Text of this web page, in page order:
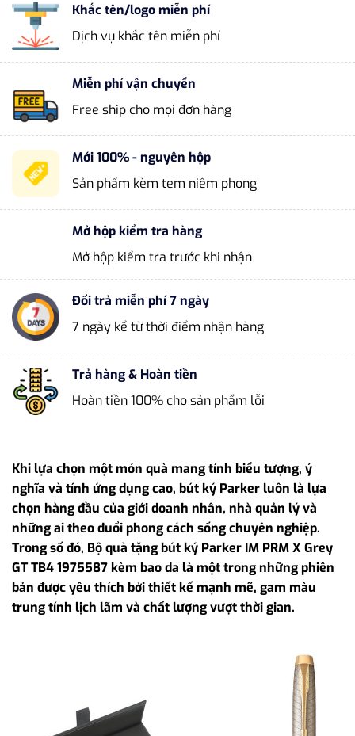
Khắc tên/logo miễn phí
Dịch vụ khắc tên miễn phí
Miễn phí vận chuyển
Free ship cho mọi đơn hàng
Mới 100% - nguyên hộp
Sản phẩm kèm tem niêm phong
Mở hộp kiểm tra hàng
Mở hộp kiểm tra trước khi nhận
Đổi trả miễn phí 7 ngày
7 ngày kể từ thời điểm nhận hàng
Trả hàng & Hoàn tiền
Hoàn tiền 100% cho sản phẩm lỗi
Khi lựa chọn một món quà mang tính biểu tượng, ý
nghĩa và tính ứng dụng cao, bút ký Parker luôn là lựa
chọn hàng đầu của giới doanh nhân, nhà quản lý và
những ai theo đuổi phong cách sống chuyên nghiệp.
Trong số đó, Bộ quà tặng bút ký Parker IM PRM X Grey
GT TB4 1975587 kèm bao da là một trong những phiên
bản được yêu thích bởi thiết kế mạnh mẽ, gam màu
trung tính lịch lãm và chất lượng vượt thời gian.